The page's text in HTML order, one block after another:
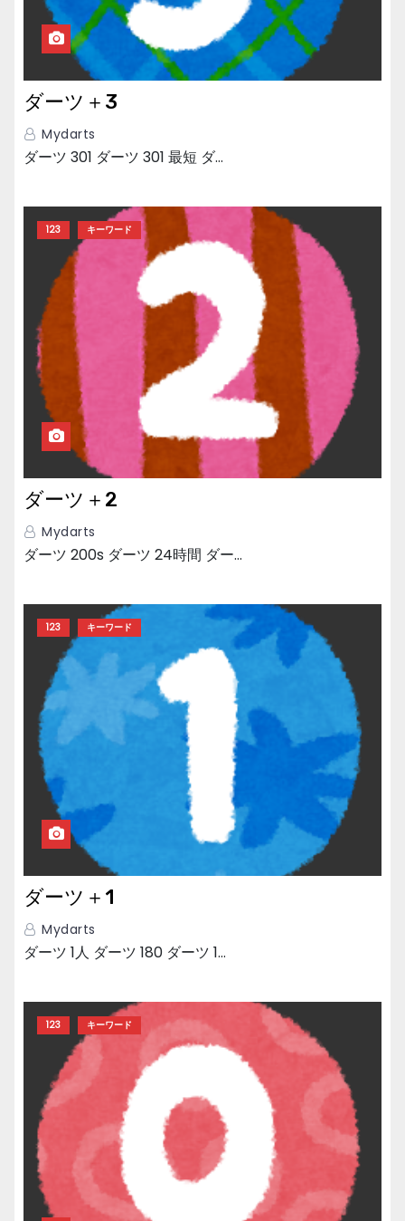
ダーツ＋3
Mydarts
ダーツ 301 ダーツ 301 最短 ダ…
123 キーワード
ダーツ＋2
Mydarts
ダーツ 200s ダーツ 24時間 ダー…
123 キーワード
ダーツ＋1
Mydarts
ダーツ 1人 ダーツ 180 ダーツ 1…
123 キーワード